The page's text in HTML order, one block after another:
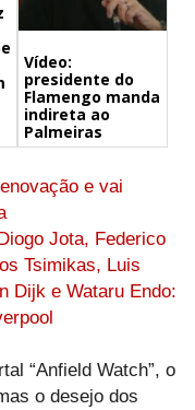
Vídeo:
presidente do
Flamengo manda
indireta ao
Palmeiras
e vai
Jota, Federico
Tsimikas, Luis
Dijk e Wataru Endo:
“Anfield Watch”, o
o desejo dos